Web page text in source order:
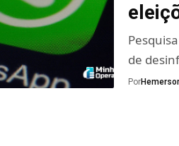
de
Por